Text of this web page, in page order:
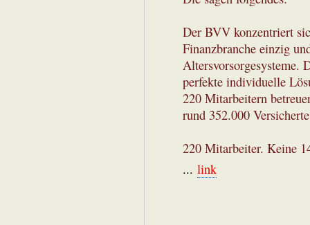
Der BVV konzentriert
Finanzbranche einzig
Altersvorsorgesysteme.
perfekte individuelle
220 Mitarbeitern
rund 352.000
220 Mitarbeiter. Keine
... link